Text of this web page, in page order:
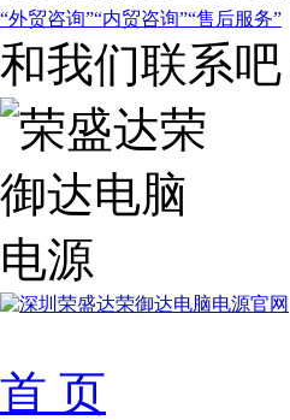
外贸咨询 内贸咨询 售后服务
和我们联系吧
首 页